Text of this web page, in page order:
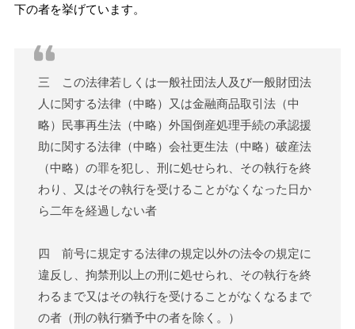
下の者を挙げています。
三 この法律若しくは一般社団法人及び一般財団法
人に関する法律（中略）又は金融商品取引法（中
略）民事再生法（中略）外国倒産処理手続の承認援
助に関する法律（中略）会社更生法（中略）破産法
（中略）の罪を犯し、刑に処せられ、その執行を終
わり、又はその執行を受けることがなくなった日か
ら二年を経過しない者
四 前号に規定する法律の規定以外の法令の規定に
違反し、拘禁刑以上の刑に処せられ、その執行を終
わるまで又はその執行を受けることがなくなるまで
の者（刑の執行猶予中の者を除く。）